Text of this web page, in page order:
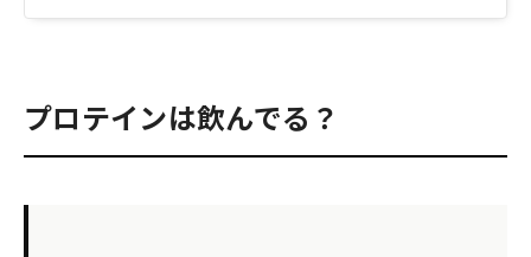
プロテインは飲んでる？